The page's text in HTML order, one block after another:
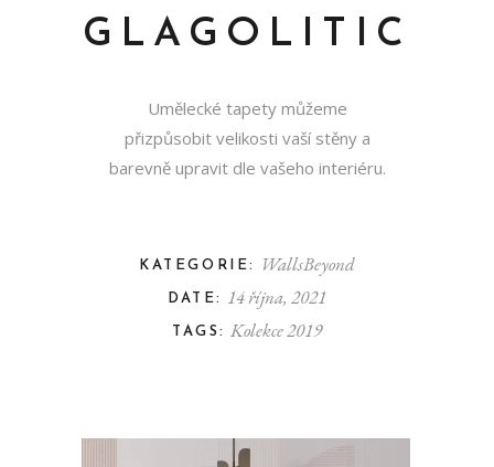
GLAGOLITIC
Umělecké tapety můžeme
přizpůsobit velikosti vaší stěny a
barevně upravit dle vašeho interiéru.
KATEGORIE: WallsBeyond
DATE: 14 října, 2021
TAGS: Kolekce 2019